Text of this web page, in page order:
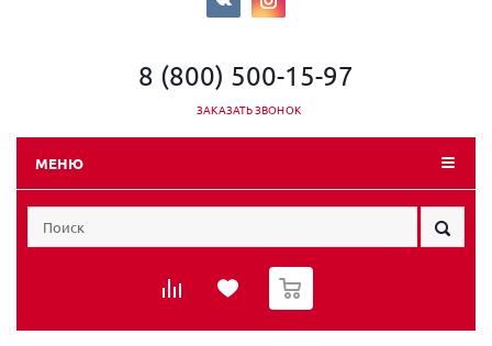
8 (800) 500-15-97
ЗАКАЗАТЬ ЗВОНОК
МЕНЮ
0